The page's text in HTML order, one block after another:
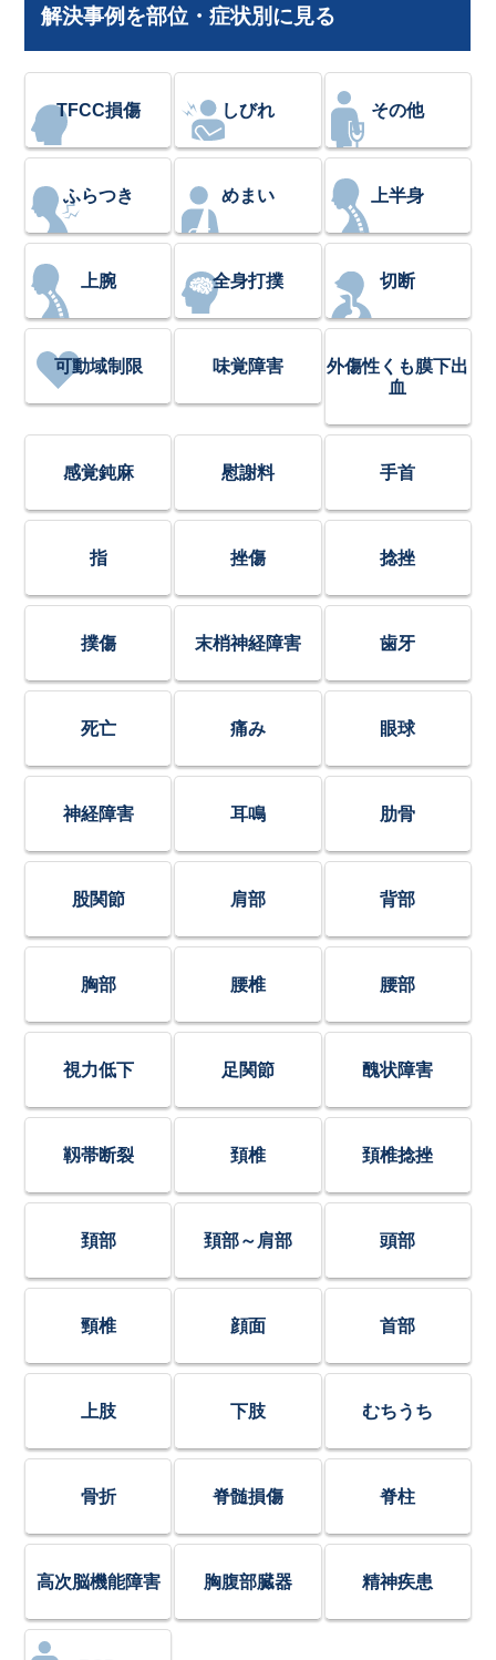
解決事例を部位・症状別に見る
TFCC損傷 しびれ その他
ふらつき めまい 上半身
上腕 全身打撲 切断
可動域制限 味覚障害
外傷性くも膜下出
血
感覚鈍麻 慰謝料 手首
指 挫傷 捻挫
撲傷 末梢神経障害 歯牙
死亡 痛み 眼球
神経障害 耳鳴 肋骨
股関節 肩部 背部
胸部 腰椎 腰部
視力低下 足関節 醜状障害
靱帯断裂 頚椎 頚椎捻挫
頚部 頚部～肩部 頭部
頸椎 顔面 首部
上肢 下肢 むちうち
骨折 脊髄損傷 脊柱
高次脳機能障害 胸腹部臓器 精神疾患